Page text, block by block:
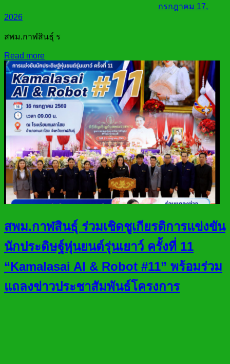
กรกฎาคม 17,
2026
สพม.กาฬสินธุ์ ร
Read more
สพม.กาฬสินธุ์ ร่วมเชิดชูเกียรติการแข่งขัน
นักประดิษฐ์หุ่นยนต์รุ่นเยาว์ ครั้งที่ 11
“Kamalasai AI & Robot #11” พร้อมร่วม
แถลงข่าวประชาสัมพันธ์โครงการ